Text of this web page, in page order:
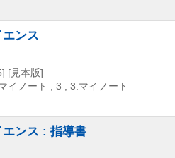
ンス
[見本版]
イノート , 3 , 3:マイノート
ンス : 指導書